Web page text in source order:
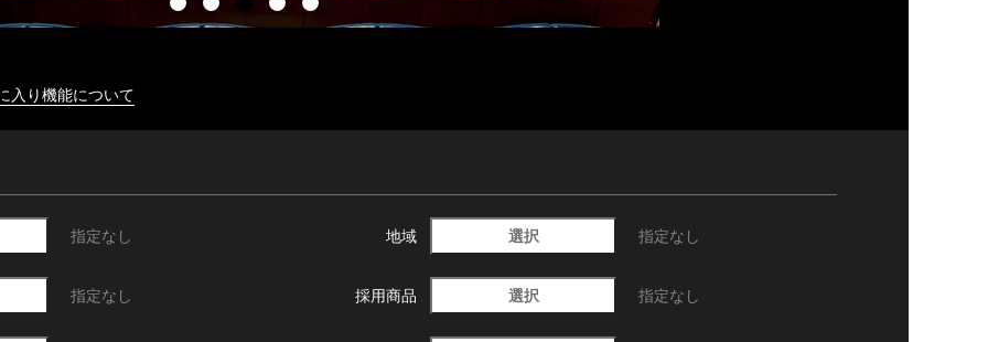
入り機能について
指定なし 地域 選択 指定なし
指定なし 採用商品 選択 指定なし